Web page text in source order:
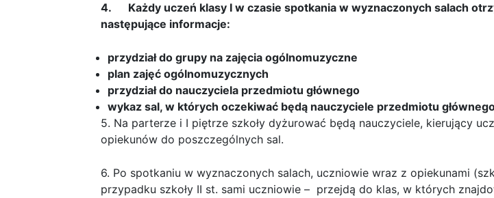
4. Każdy uczeń klasy I w czasie spotkania w wyznaczonych salach
następujące informacje:
przydział do grupy na zajęcia ogólnomuzyczne
plan zajęć ogólnomuzycznych
przydział do nauczyciela przedmiotu głównego
wykaz sal, w których oczekiwać będą nauczyciele przedmiotu
5. Na parterze i I piętrze szkoły dyżurować będą nauczyciele, kierujący
opiekunów do poszczególnych sal.
6. Po spotkaniu w wyznaczonych salach, uczniowie wraz z opiekunami
przypadku szkoły II st. sami uczniowie – przejdą do klas, w których